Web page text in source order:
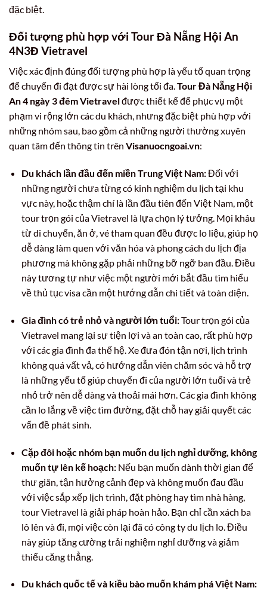
đặc biệt.
Đối tượng phù hợp với Tour Đà Nẵng Hội An
4N3Đ Vietravel
Việc xác định đúng đối tượng phù hợp là yếu tố quan trọng
để chuyến đi đạt được sự hài lòng tối đa.Tour Đà Nẵng Hội
An 4 ngày 3 đêm Vietravelđược thiết kế để phục vụ một
phạm vi rộng lớn các du khách, nhưng đặc biệt phù hợp với
những nhóm sau, bao gồm cả những người thường xuyên
quan tâm đến thông tin trên Visanuocngoai.vn:
Du khách lần đầu đến miền Trung Việt Nam:Đối với
những người chưa từng có kinh nghiệm du lịch tại khu
vực này, hoặc thậm chí là lần đầu tiên đến Việt Nam, một
tour trọn gói của Vietravel là lựa chọn lý tưởng. Mọi khâu
từ di chuyển, ăn ở, vé tham quan đều được lo liệu, giúp họ
dễ dàng làm quen với văn hóa và phong cách du lịch địa
phương mà không gặp phải những bỡ ngỡ ban đầu. Điều
này tương tự như việc một người mới bắt đầu tìm hiểu
về thủ tục visa cần một hướng dẫn chi tiết và toàn diện.
Gia đình có trẻ nhỏ và người lớn tuổi:Tour trọn gói của
Vietravel mang lại sự tiện lợi và an toàn cao, rất phù hợp
với các gia đình đa thế hệ. Xe đưa đón tận nơi, lịch trình
không quá vất vả, có hướng dẫn viên chăm sóc và hỗ trợ
là những yếu tố giúp chuyến đi của người lớn tuổi và trẻ
nhỏ trở nên dễ dàng và thoải mái hơn. Các gia đình không
cần lo lắng về việc tìm đường, đặt chỗ hay giải quyết các
vấn đề phát sinh.
Cặp đôi hoặc nhóm bạn muốn du lịch nghỉ dưỡng, không
muốn tự lên kế hoạch:Nếu bạn muốn dành thời gian để
thư giãn, tận hưởng cảnh đẹp và không muốn đau đầu
với việc sắp xếp lịch trình, đặt phòng hay tìm nhà hàng,
tour Vietravel là giải pháp hoàn hảo. Bạn chỉ cần xách ba
lô lên và đi, mọi việc còn lại đã có công ty du lịch lo. Điều
này giúp tăng cường trải nghiệm nghỉ dưỡng và giảm
thiểu căng thẳng.
Du khách quốc tế và kiều bào muốn khám phá Việt Nam: